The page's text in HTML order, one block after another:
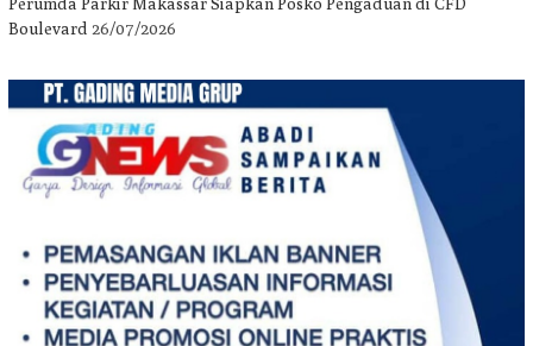
Perumda Parkir Makassar Siapkan Posko Pengaduan di CFD
Boulevard 26/07/2026